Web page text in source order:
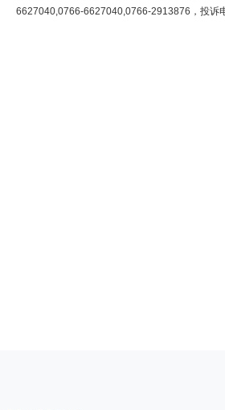
6627040,0766-6627040,0766-2913876，投诉